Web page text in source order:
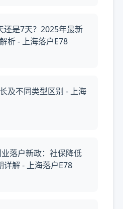
还是7天？2025年最新
析 - 上海落户E78
及不同类型区别 - 上海
落户新政：社保降低
详解 - 上海落户E78